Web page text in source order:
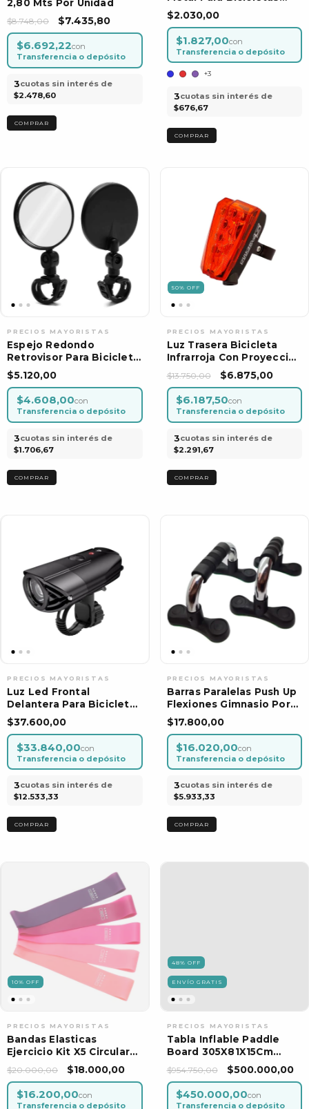
2,80 Mts Por Unidad
$8.748,00 $7.435,80
$6.692,22con
Transferencia o depósito
3cuotas sin interés de
$2.478,60
Ciclismo X Unidad
$2.030,00
$1.827,00con
Transferencia o depósito
+3
3cuotas sin interés de
$676,67
COMPRAR
Espejo Redondo
Retrovisor Para Bicicleta
Giratorio 360 Por Unidad
$5.120,00
$4.608,00con
Transferencia o depósito
3cuotas sin interés de
$1.706,67
50% OFF
Luz Trasera Bicicleta
Infrarroja Con Proyección
- Por Unidad
$13.750,00 $6.875,00
$6.187,50con
Transferencia o depósito
3cuotas sin interés de
$2.291,67
Luz Led Frontal
Delantera Para Bicicleta
Por Unidad
$37.600,00
$33.840,00con
Transferencia o depósito
3cuotas sin interés de
$12.533,33
Barras Paralelas Push Up
Flexiones Gimnasio Por
Unidad
$17.800,00
$16.020,00con
Transferencia o depósito
3cuotas sin interés de
$5.933,33
10% OFF
Bandas Elasticas
Ejercicio Kit X5 Circular
Entrenamiento
$20.000,00 $18.000,00
$16.200,00con
Transferencia o depósito
48% OFF
ENVÍO GRATIS
Tabla Inflable Paddle
Board 305X81X15Cm
150Kg Por Unidad
$954.750,00 $500.000,00
$450.000,00con
Transferencia o depósito